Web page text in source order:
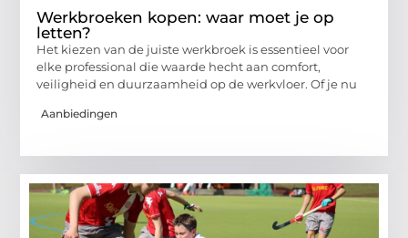
Werkbroeken kopen: waar moet je op
letten?
Het kiezen van de juiste werkbroek is essentieel voor
elke professional die waarde hecht aan comfort,
veiligheid en duurzaamheid op de werkvloer. Of je nu
Aanbiedingen